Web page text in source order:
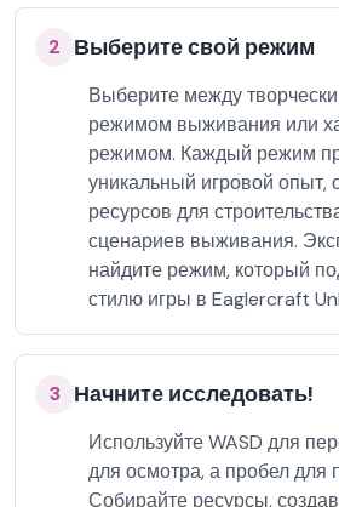
2 Выберите свой режим
Выберите между
режимом выживания или
режимом. Каждый режим
уникальный игровой опыт,
ресурсов для
сценариев выживания.
найдите режим, который
стилю игры в Eaglercraft
3 Начните исследовать!
Используйте WASD для
для осмотра, а пробел для
Собирайте ресурсы,